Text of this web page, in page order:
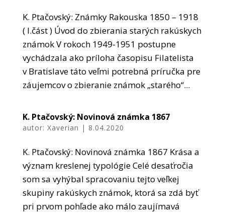
K. Ptačovský: Známky Rakouska 1850 – 1918
( I.část ) Úvod do zbierania starých rakúskych
známok V rokoch 1949-1951 postupne
vychádzala ako príloha časopisu Filatelista
v Bratislave táto veľmi potrebná príručka pre
záujemcov o zbieranie známok „starého“...
K. Ptačovský: Novinová známka 1867
autor: Xaverian | 8.04.2020
K. Ptačovský: Novinová známka 1867 Krása a
význam kreslenej typológie Celé desaťročia
som sa vyhýbal spracovaniu tejto veľkej
skupiny rakúskych známok, ktorá sa zdá byť
pri prvom pohľade ako málo zaujímavá